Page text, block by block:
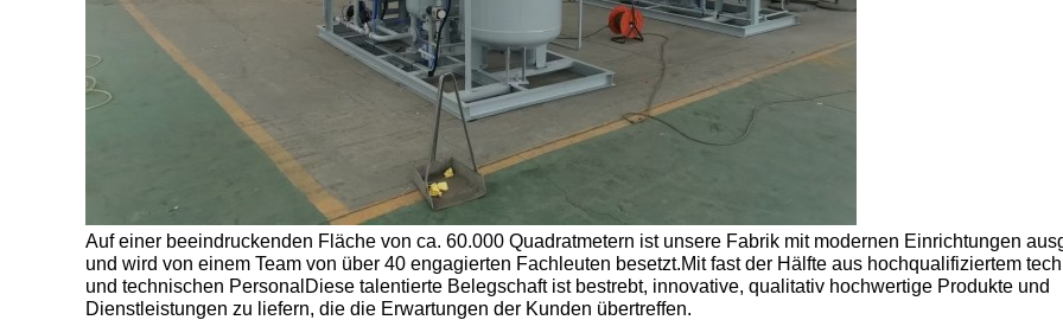
Auf einer beeindruckenden Fläche von ca. 60.000 Quadratmetern ist unsere Fabrik mit modernen Einrichtungen
und wird von einem Team von über 40 engagierten Fachleuten besetzt.Mit fast der Hälfte aus hochqualifiziertem
und technischen PersonalDiese talentierte Belegschaft ist bestrebt, innovative, qualitativ hochwertige Produkte und
Dienstleistungen zu liefern, die die Erwartungen der Kunden übertreffen.